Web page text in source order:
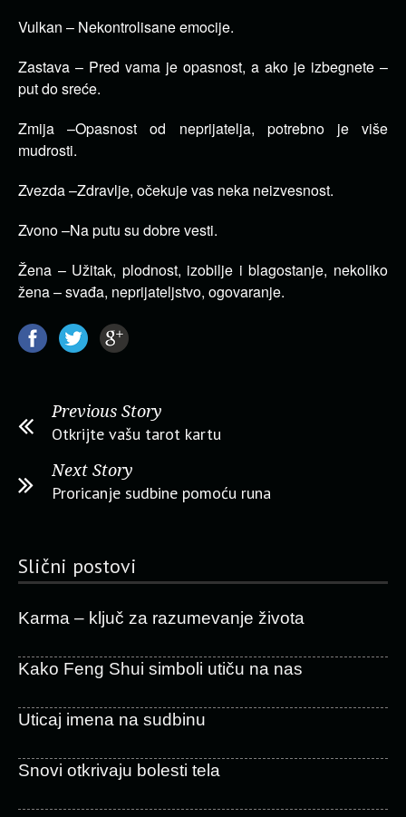
Vulkan – Nekontrolisane emocije.
Zastava – Pred vama je opasnost, a ako je izbegnete –
put do sreće.
Zmija –Opasnost od neprijatelja, potrebno je više
mudrosti.
Zvezda –Zdravlje, očekuje vas neka neizvesnost.
Zvono –Na putu su dobre vesti.
Žena – Užitak, plodnost, izobilje i blagostanje, nekoliko
žena – svađa, neprijateljstvo, ogovaranje.
Previous Story
Otkrijte vašu tarot kartu
Next Story
Proricanje sudbine pomoću runa
Slični postovi
Karma – ključ za razumevanje života
Kako Feng Shui simboli utiču na nas
Uticaj imena na sudbinu
Snovi otkrivaju bolesti tela